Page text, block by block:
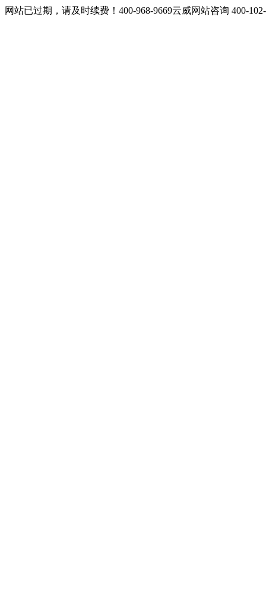
网站已过期，请及时续费！400-968-9669云威网站咨询 400-